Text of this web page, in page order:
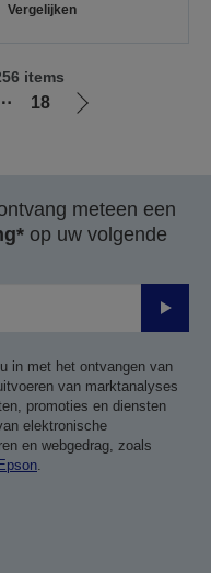
Vergelijken
18
Ga
pagina
items
meteen een
op uw volgende
in met het ontvangen van
van marktanalyses
promoties en diensten
elektronische
en webgedrag, zoals
.